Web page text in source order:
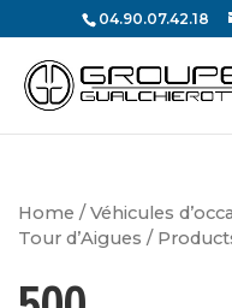
04.90.07.42.18
Recherche
de
produits
Home /Véhicules
Tour d’Aigues /